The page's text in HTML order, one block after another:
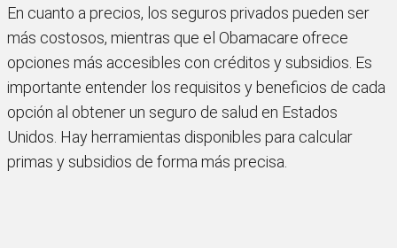
En cuanto a precios, los seguros privados pueden ser
más costosos, mientras que el Obamacare ofrece
opciones más accesibles con créditos y subsidios. Es
importante entender los requisitos y beneficios de cada
opción al obtener un seguro de salud en Estados
Unidos. Hay herramientas disponibles para calcular
primas y subsidios de forma más precisa.